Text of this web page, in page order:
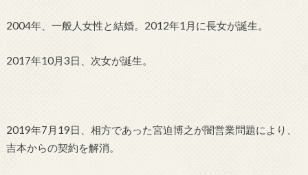
2004年、一般人女性と結婚。2012年1月に長女が誕生。
2017年10月3日、次女が誕生。
2019年7月19日、相方であった宮迫博之が闇営業問題により、
吉本からの契約を解消。